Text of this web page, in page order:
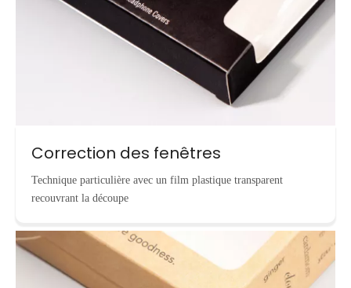
Correction des fenêtres
Technique particulière avec un film plastique transparent
recouvrant la découpe